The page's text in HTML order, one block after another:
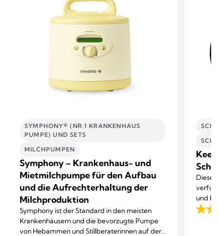
SYMPHONY® (NR.1 KRANKENHAUS
PUMPE) UND SETS
MILCHPUMPEN
Symphony – Krankenhaus- und
Mietmilchpumpe für den Aufbau
und die Aufrechterhaltung der
Milchproduktion
Symphony ist der Standard in den meisten
Krankenhäusern und die bevorzugte Pumpe
von Hebammen und Stillberaterinnen auf der
Dieser
und
4.2